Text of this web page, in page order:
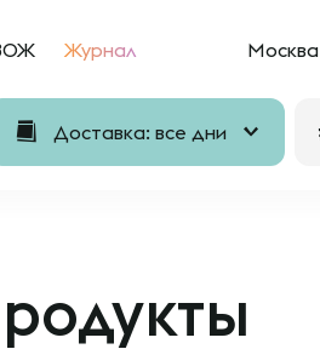
Журнал Москва
Доставка: все дни